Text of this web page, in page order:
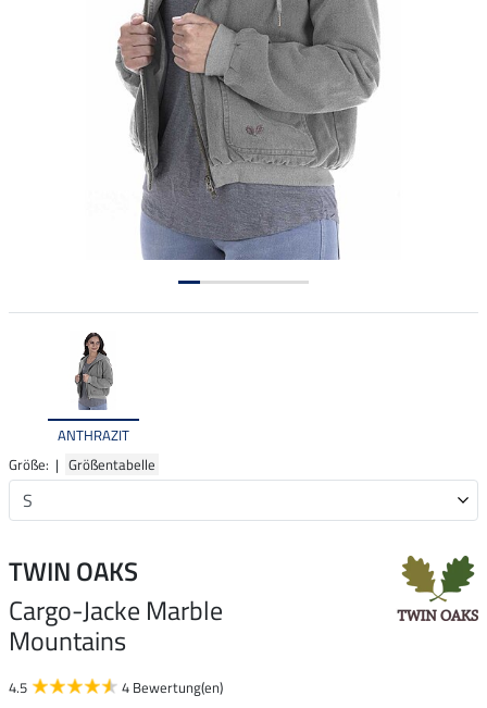
ANTHRAZIT
Größe: | Größentabelle
TWIN OAKS
Cargo-Jacke Marble
Mountains
4.5 4 Bewertung(en)